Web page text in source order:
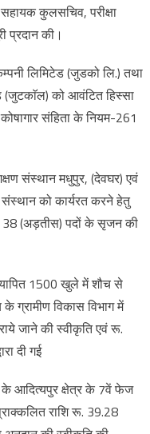
कुलसचिव, परीक्षा
प्रदान की।
लिमिटेड (जुडको लि.) तथा
(जुटकाॅल) को आवंटित हिस्सा
संहिता के नियम-261
संस्थान मधुपुर, (देवघर) एवं
को कार्यरत करने हेतु
(अड़तीस) पदों के सृजन की
1500 खुले में शौच से
ग्रामीण विकास विभाग में
जाने की स्वीकृति एवं रू.
दी गई
के आदित्यपुर क्षेत्र के 7वें फेज
राशि रू. 39.28